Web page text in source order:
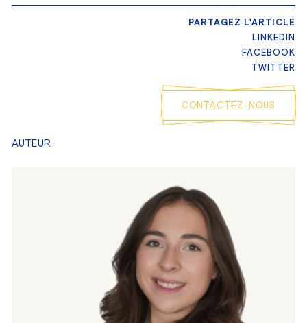
PARTAGEZ L'ARTICLE
LINKEDIN
FACEBOOK
TWITTER
CONTACTEZ-NOUS
AUTEUR